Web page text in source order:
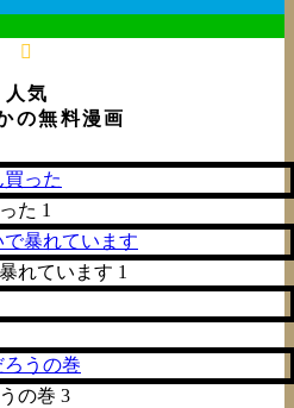
人気
の無料漫画
た 1
れています 1
の巻 3